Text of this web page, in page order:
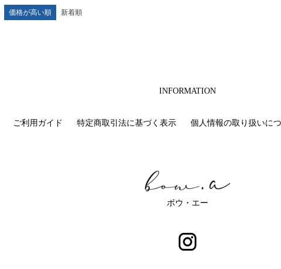
価格が高い順 新着順
INFORMATION
ご利用ガイド 特定商取引法に基づく表示 個人情報の取り扱いに